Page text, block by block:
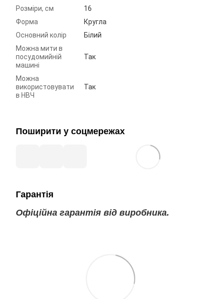
Розміри, см
16
Форма
Кругла
Основний колір
Білий
Можна мити в
посудомийній
машині
Так
Можна
використовувати
в НВЧ
Так
Поширити у соцмережах
Гарантія
Офіційна гарантія від виробника.